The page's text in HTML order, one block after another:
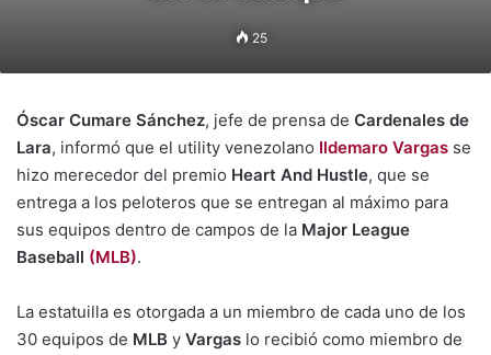
25
Óscar Cumare Sánchez, jefe de prensa de Cardenales de
Lara, informó que el utility venezolano Ildemaro Vargas se
hizo merecedor del premio Heart And Hustle, que se
entrega a los peloteros que se entregan al máximo para
sus equipos dentro de campos de la Major League
Baseball (MLB).
La estatuilla es otorgada a un miembro de cada uno de los
30 equipos de MLB y Vargas lo recibió como miembro de